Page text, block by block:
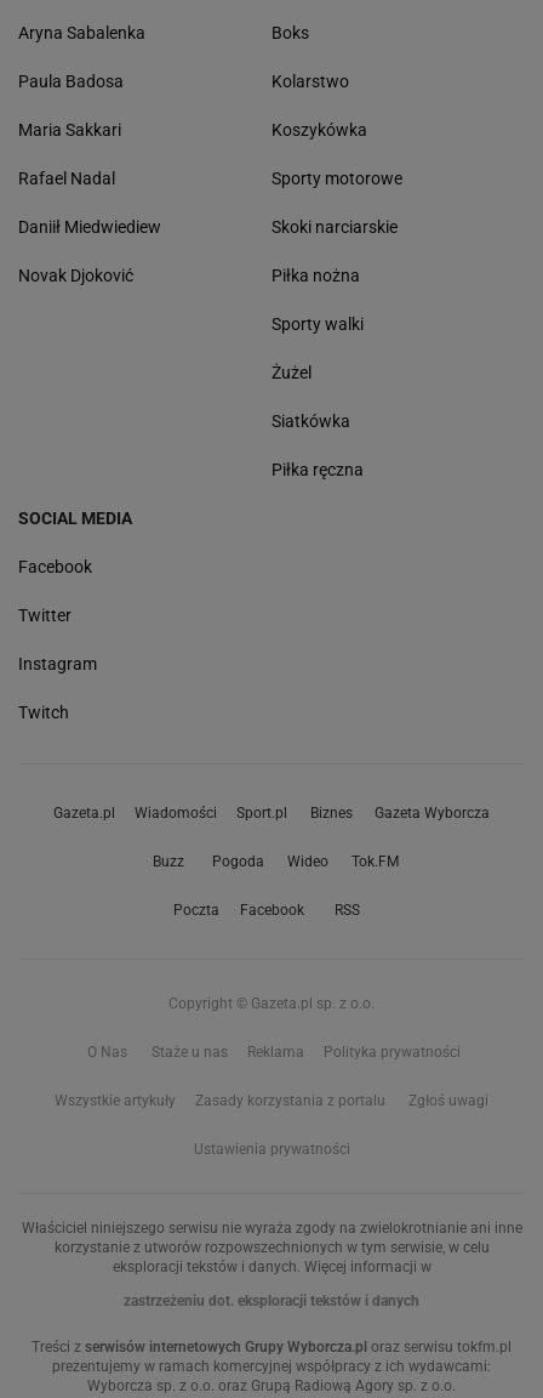
Aryna Sabalenka
Paula Badosa
Maria Sakkari
Rafael Nadal
Daniił Miedwiediew
Novak Djoković
Boks
Kolarstwo
Koszykówka
Sporty motorowe
Skoki narciarskie
Piłka nożna
Sporty walki
Żużel
Siatkówka
Piłka ręczna
SOCIAL MEDIA
Facebook
Twitter
Instagram
Twitch
Gazeta.pl Wiadomości Sport.pl Biznes Gazeta Wyborcza
Buzz Pogoda Wideo Tok.FM
Poczta Facebook RSS
Copyright © Gazeta.pl sp. z o.o.
O Nas Staże u nas Reklama Polityka prywatności
Wszystkie artykuły Zasady korzystania z portalu Zgłoś uwagi
Ustawienia prywatności
Właściciel niniejszego serwisu nie wyraża zgody na zwielokrotnianie ani inne
korzystanie z utworów rozpowszechnionych w tym serwisie, w celu
eksploracji tekstów i danych. Więcej informacji w
zastrzeżeniu dot. eksploracji tekstów i danych
Treści z serwisów internetowych Grupy Wyborcza.pl oraz serwisu tokfm.pl
prezentujemy w ramach komercyjnej współpracy z ich wydawcami:
Wyborcza sp. z o.o. oraz Grupą Radiową Agory sp. z o.o.